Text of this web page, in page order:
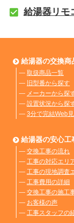
給湯器リモ
給湯器の交換商
― 取扱商品一覧
― 旧型番から探す
― メーカーから探
― 設置状況から探
― 3分で完結Web見
給湯器の安心工
― 交換工事の流れ
― 工事の対応エリ
― 工事の現地調査
― 工事費用の詳細
― 交換工事の施工
― お客様の声
― 工事スタッフの